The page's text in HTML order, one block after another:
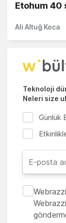
Etohum 40
Ali Altuğ Koca
Teknoloji
Neleri size
Günlük